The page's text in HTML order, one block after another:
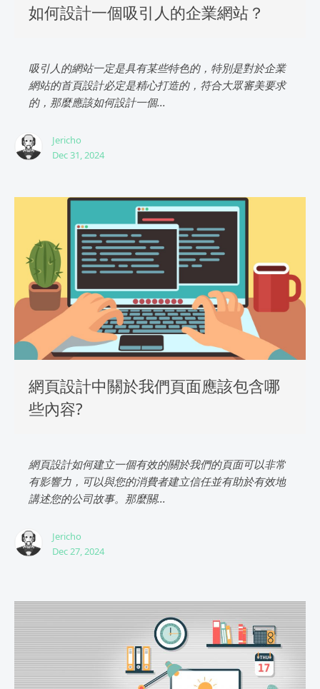
如何設計一個吸引人的企業網站？
吸引人的網站一定是具有某些特色的，特別是對於企業
網站的首頁設計必定是精心打造的，符合大眾審美要求
的，那麼應該如何設計一個...
Jericho
Dec 31, 2024
網頁設計中關於我們頁面應該包含哪
些內容?
網頁設計如何建立一個有效的關於我們的頁面可以非常
有影響力，可以與您的消費者建立信任並有助於有效地
講述您的公司故事。那麼關...
Jericho
Dec 27, 2024